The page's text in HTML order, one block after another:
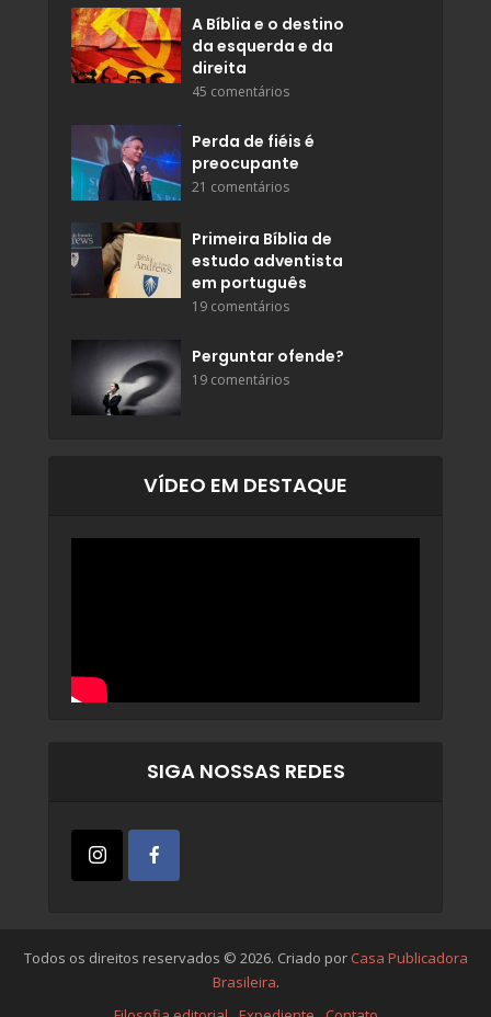
A Bíblia e o destino
da esquerda e da
direita
45 comentários
Perda de fiéis é
preocupante
21 comentários
Primeira Bíblia de
estudo adventista
em português
19 comentários
Perguntar ofende?
19 comentários
VÍDEO EM DESTAQUE
SIGA NOSSAS REDES
Todos os direitos reservados © 2026. Criado por Casa Publicadora
Brasileira.